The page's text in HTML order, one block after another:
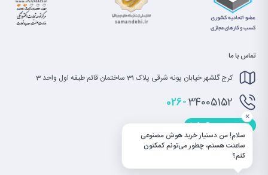
تماس با ما
کرج گلشهر خیابان پونه شرقی پلاک 31 ساختمان قائم طبقه اول واحد 3
026-34005152
info@saatet.com
سلام! من دستیار خرید هوش مصنوعی
ساعتت هستم، چطور می‌تونم کمکتون
کنم؟
×